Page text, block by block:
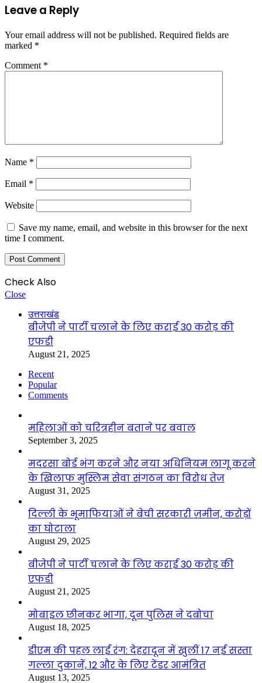
Leave a Reply
Your email address will not be published. Required fields are
marked *
Comment *
Name *
Email *
Website
Save my name, email, and website in this browser for the next
time I comment.
Check Also
Close
उत्तराखंड
बीजेपी ने पार्टी चलाने के लिए कराई 30 करोड़ की
एफडी
August 21, 2025
Recent
Popular
Comments
महिलाओं को चरित्रहीन बताने पर बवाल
September 3, 2025
मदरसा बोर्ड भंग करने और नया अधिनियम लागू करने
के खिलाफ मुस्लिम सेवा संगठन का विरोध तेज
August 31, 2025
दिल्ली के भूमाफियाओं ने बेची सरकारी ज़मीन, करोड़ों
का घोटाला
August 29, 2025
बीजेपी ने पार्टी चलाने के लिए कराई 30 करोड़ की
एफडी
August 21, 2025
मोबाइल छीनकर भागा, दून पुलिस ने दबोचा
August 18, 2025
डीएम की पहल लाई रंग: देहरादून में खुलीं 17 नई सस्ता
गल्ला दुकानें, 12 और के लिए टेंडर आमंत्रित
August 13, 2025